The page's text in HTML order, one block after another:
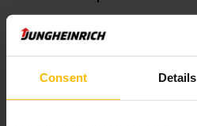
Consent Details
Různé možnosti vybavení